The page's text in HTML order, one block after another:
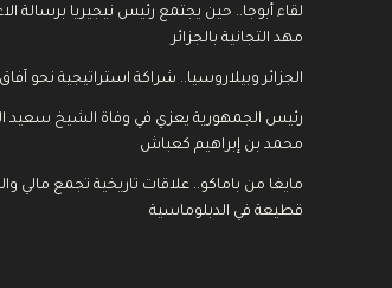
لقاء أبوجا.. حين يجتمع رئيس نيجيريا برسالة
مهد التجانية بالجزائر
الجزائر وبيلاروسيا.. شراكة استراتيجية نحو
رئيس الجمهورية يعزي في وفاة الشيخ سعيد
محمد بن إبراهيم كعباش
مايغا من باماكو.. علاقات تاريخية تجمع مالي
قطيعة في الدبلوماسية